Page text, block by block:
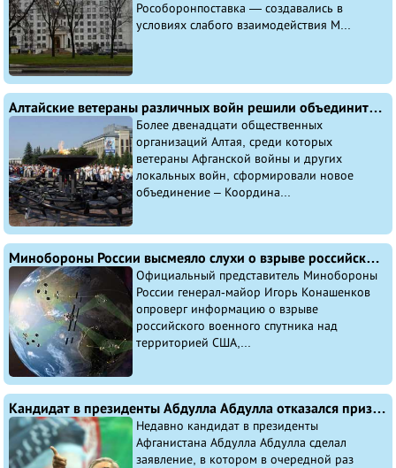
Рособоронпоставка — создавались в
условиях слабого взаимодействия М...
Алтайские ветераны различных войн решили объединиться
Более двенадцати общественных
организаций Алтая, среди которых
ветераны Афганской войны и других
локальных войн, сформировали новое
объединение – Координа...
Минобороны России высмеяло слухи о взрыве российского спутника над США
Официальный представитель Минобороны
России генерал-майор Игорь Конашенков
опроверг информацию о взрыве
российского военного спутника над
территорией США,...
Кандидат в президенты Абдулла Абдулла отказался признавать итоги пересчёта голосов
Недавно кандидат в президенты
Афганистана Абдулла Абдулла сделал
заявление, в котором в очередной раз